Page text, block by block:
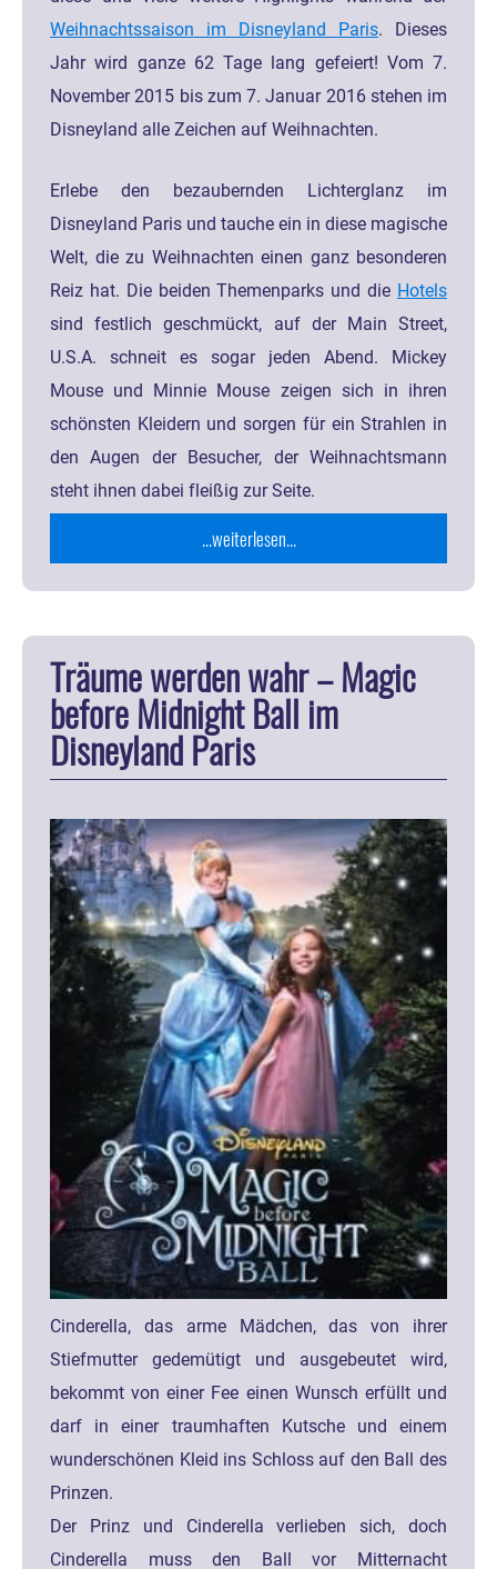
Weihnachtssaison im Disneyland Paris. Dieses
Jahr wird ganze 62 Tage lang gefeiert! Vom 7.
November 2015 bis zum 7. Januar 2016 stehen im
Disneyland alle Zeichen auf Weihnachten.
Erlebe den bezaubernden Lichterglanz im
Disneyland Paris und tauche ein in diese magische
Welt, die zu Weihnachten einen ganz besonderen
Reiz hat. Die beiden Themenparks und die Hotels
sind festlich geschmückt, auf der Main Street,
U.S.A. schneit es sogar jeden Abend. Mickey
Mouse und Minnie Mouse zeigen sich in ihren
schönsten Kleidern und sorgen für ein Strahlen in
den Augen der Besucher, der Weihnachtsmann
steht ihnen dabei fleißig zur Seite.
...weiterlesen...
Träume werden wahr – Magic
before Midnight Ball im
Disneyland Paris
Cinderella, das arme Mädchen, das von ihrer
Stiefmutter gedemütigt und ausgebeutet wird,
bekommt von einer Fee einen Wunsch erfüllt und
darf in einer traumhaften Kutsche und einem
wunderschönen Kleid ins Schloss auf den Ball des
Prinzen.
Der Prinz und Cinderella verlieben sich, doch
Cinderella muss den Ball vor Mitternacht